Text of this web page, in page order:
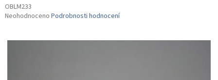
OBLM233
Průměrné
je
Neohodnoceno Podrobnosti hodnocení